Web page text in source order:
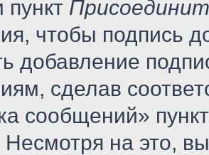
чтобы подпись
добавление
сделав
сообщений»
Несмотря на это,